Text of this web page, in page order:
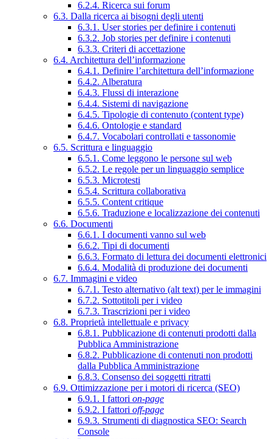
6.2.4. Ricerca sui forum
6.3. Dalla ricerca ai bisogni degli utenti
6.3.1. User stories per definire i contenuti
6.3.2. Job stories per definire i contenuti
6.3.3. Criteri di accettazione
6.4. Architettura dell’informazione
6.4.1. Definire l’architettura dell’informazione
6.4.2. Alberatura
6.4.3. Flussi di interazione
6.4.4. Sistemi di navigazione
6.4.5. Tipologie di contenuto (content type)
6.4.6. Ontologie e standard
6.4.7. Vocabolari controllati e tassonomie
6.5. Scrittura e linguaggio
6.5.1. Come leggono le persone sul web
6.5.2. Le regole per un linguaggio semplice
6.5.3. Microtesti
6.5.4. Scrittura collaborativa
6.5.5. Content critique
6.5.6. Traduzione e localizzazione dei contenuti
6.6. Documenti
6.6.1. I documenti vanno sul web
6.6.2. Tipi di documenti
6.6.3. Formato di lettura dei documenti elettronici
6.6.4. Modalità di produzione dei documenti
6.7. Immagini e video
6.7.1. Testo alternativo (alt text) per le immagini
6.7.2. Sottotitoli per i video
6.7.3. Trascrizioni per i video
6.8. Proprietà intellettuale e privacy
6.8.1. Pubblicazione di contenuti prodotti dalla
Pubblica Amministrazione
6.8.2. Pubblicazione di contenuti non prodotti
dalla Pubblica Amministrazione
6.8.3. Consenso dei soggetti ritratti
6.9. Ottimizzazione per i motori di ricerca (SEO)
6.9.1. I fattori on-page
6.9.2. I fattori off-page
6.9.3. Strumenti di diagnostica SEO: Search
Console